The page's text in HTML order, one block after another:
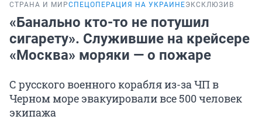
СТРАНА И МИРСПЕЦОПЕРАЦИЯ НА УКРАИНЕЭКСКЛЮЗИВ
«Банально кто-то не потушил
сигарету». Служившие на крейсере
«Москва» моряки — о пожаре
С русского военного корабля из-за ЧП в
Черном море эвакуировали все 500 человек
экипажа